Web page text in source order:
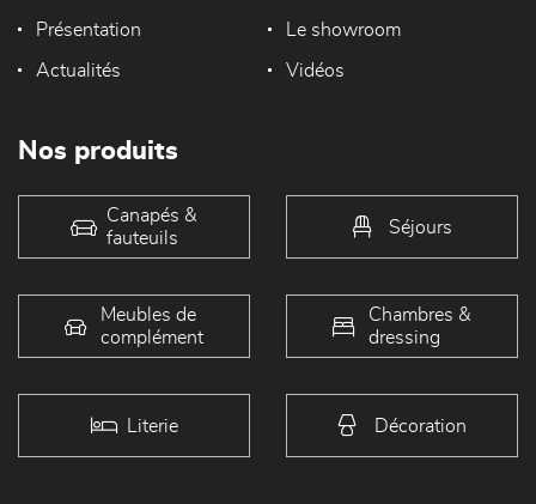
Présentation Le showroom
Actualités Vidéos
Nos produits
Canapés &
fauteuils
Séjours
Meubles de
complément
Chambres &
dressing
Literie Décoration